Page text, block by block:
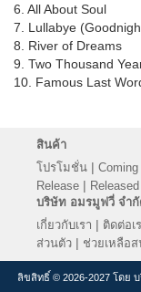
6. All About Soul
7. Lullabye
8. River of Dreams
9. Two Thousand
10. Famous Last
สินค้า
โปรโมชั่น |
Release |
บริษัท อมรมูฟวี่ จำ
เกี่ยวกับเรา | ติดต่อเ
ส่วนตัว | ช่วยเหลือ
ลิขสิทธิ์ © 2026-2027 โดย